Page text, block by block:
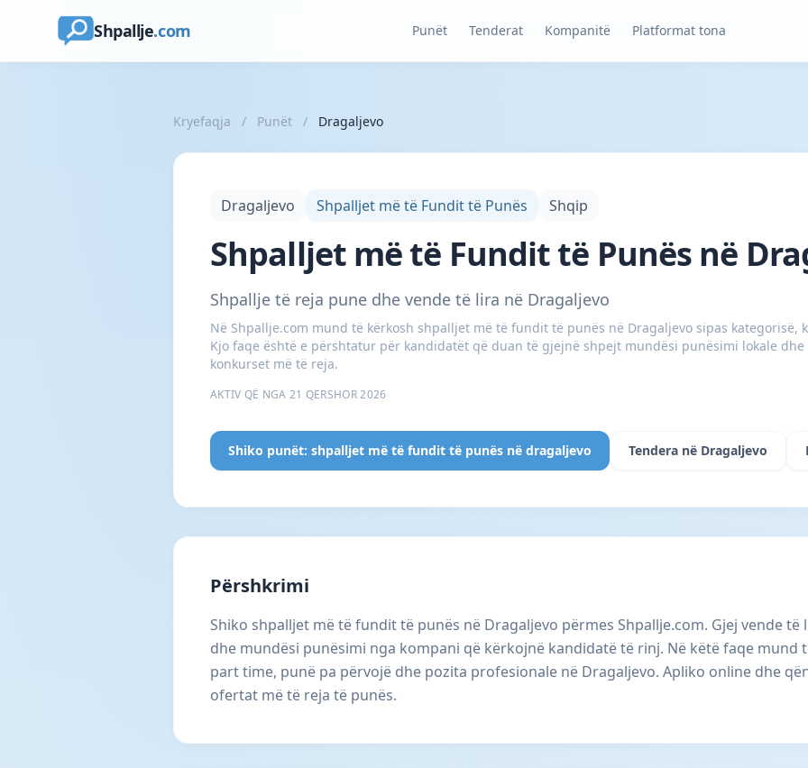
Shpallje.com Punët Tenderat Kompanitë Platformat tona
Kryefaqja / Punët / Dragaljevo
Dragaljevo Shpalljet më të Fundit të Punës Shqip
Shpalljet më të Fundit të Punës në
Shpallje të reja pune dhe vende të lira në Dragaljevo
Në Shpallje.com mund të kërkosh shpalljet më të fundit të punës në Dragaljevo sipas kategorisë,
Kjo faqe është e përshtatur për kandidatët që duan të gjejnë shpejt mundësi punësimi lokale
konkurset më të reja.
AKTIV QË NGA 21 QERSHOR 2026
Shiko punët: shpalljet më të fundit të punës në dragaljevo Tendera në Dragaljevo
Përshkrimi
Shiko shpalljet më të fundit të punës në Dragaljevo përmes Shpallje.com. Gjej vende
dhe mundësi punësimi nga kompani që kërkojnë kandidatë të rinj. Në këtë faqe mund
part time, punë pa përvojë dhe pozita profesionale në Dragaljevo. Apliko online dhe
ofertat më të reja të punës.